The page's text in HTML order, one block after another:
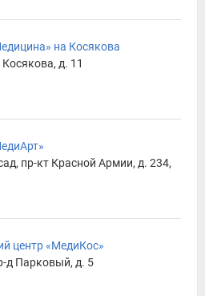
на Косякова
д. 11
пр-кт Красной Армии, д. 234,
центр «МедиКос»
д Парковый, д. 5